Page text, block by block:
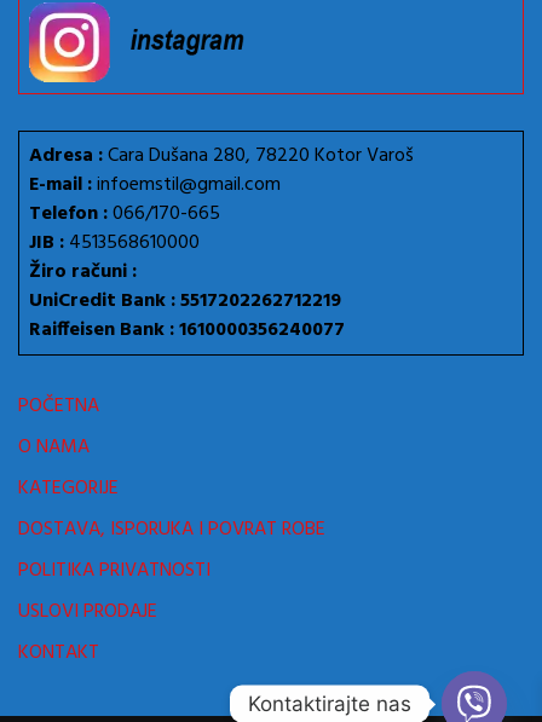
Adresa :Cara Dušana 280, 78220 Kotor Varoš
E-mail :infoemstil@gmail.com
Telefon :066/170-665
JIB :4513568610000
Žiro računi :
UniCredit Bank : 5517202262712219
Raiffeisen Bank : 1610000356240077
POČETNA
O NAMA
KATEGORIJE
DOSTAVA, ISPORUKA I POVRAT ROBE
POLITIKA PRIVATNOSTI
USLOVI PRODAJE
KONTAKT
Kontaktirajte nas